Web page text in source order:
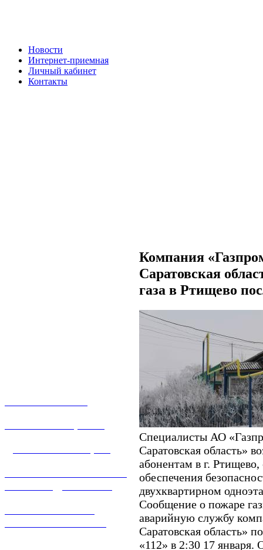
Новости
Интернет-приемная
Личный кабинет
Контакты
Компания
Саратовская
газа в Ртищево
Специалисты АО
Саратовская область»
абонентам в г.
обеспечения
двухквартирном
Сообщение о пожаре
аварийную службу
Саратовская область»
«112» в 2:30 17